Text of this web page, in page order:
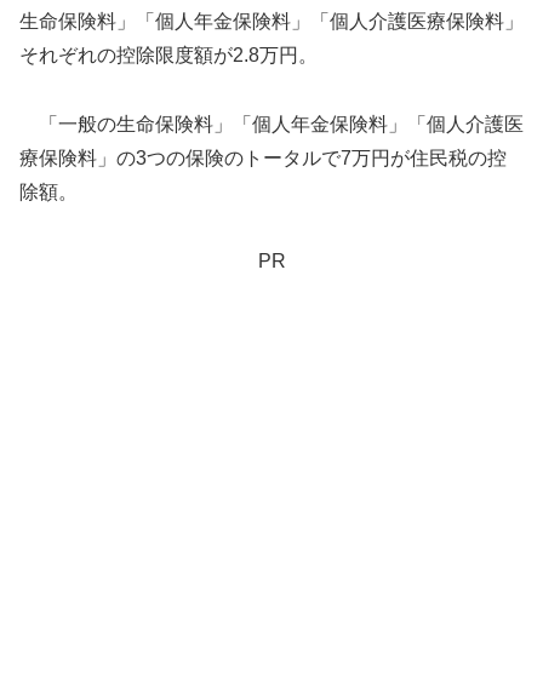
生命保険料」「個人年金保険料」「個人介護医療保険料」
それぞれの控除限度額が2.8万円。
「一般の生命保険料」「個人年金保険料」「個人介護医
療保険料」の3つの保険のトータルで7万円が住民税の控
除額。
PR